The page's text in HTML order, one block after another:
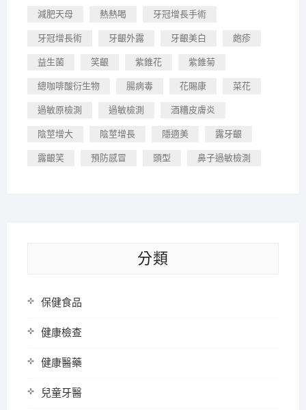
減肥天母 熱熱喝 牙冠增長手術
牙冠增長術 牙齦外露 牙齦美白 皰疹
益生菌 笑齦 紫錐花 紫錐菊
總咖啡酸衍生物 腸病毒 花賜康 菜花
過敏原檢測 過敏檢測 酒糟皮膚炎
陰莖增大 陰莖增長 隱適美 露牙齦
露齦笑 預防感冒 頭型 鼻子過敏檢測
分類
保健食品
健康檢查
健康醫藥
兒童牙醫